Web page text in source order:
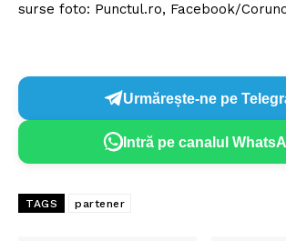
surse foto: Punctul.ro, Facebook/
Urmărește-ne pe
Intră pe canalul
TAGS partener